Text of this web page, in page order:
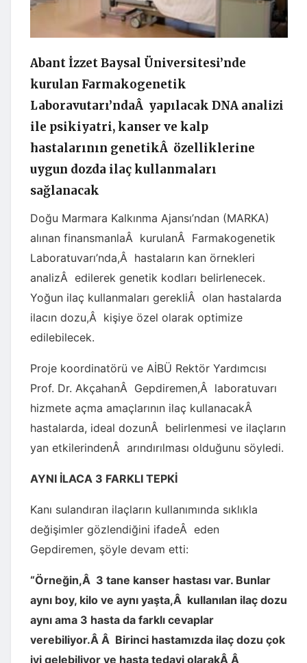
Abant İzzet Baysal Üniversitesi’nde
kurulan Farmakogenetik
Laboravutarı’ndaÂ yapılacak DNA analizi
ile psikiyatri, kanser ve kalp
hastalarının genetikÂ özelliklerine
uygun dozda ilaç kullanmaları
sağlanacak
Doğu Marmara Kalkınma Ajansı’ndan (MARKA)
alınan finansmanlaÂ kurulanÂ Farmakogenetik
Laboratuvarı’nda,Â hastaların kan örnekleri
analizÂ edilerek genetik kodları belirlenecek.
Yoğun ilaç kullanmaları gerekliÂ olan hastalarda
ilacın dozu,Â kişiye özel olarak optimize
edilebilecek.
Proje koordinatörü ve AİBÜ Rektör Yardımcısı
Prof. Dr. AkçahanÂ Gepdiremen,Â laboratuvarı
hizmete açma amaçlarının ilaç kullanacakÂ
hastalarda, ideal dozunÂ belirlenmesi ve ilaçların
yan etkilerindenÂ arındırılması olduğunu söyledi.
AYNI İLACA 3 FARKLI TEPKİ
Kanı sulandıran ilaçların kullanımında sıklıkla
değişimler gözlendiğini ifadeÂ eden
Gepdiremen, şöyle devam etti:
“Örneğin,Â 3 tane kanser hastası var. Bunlar
aynı boy, kilo ve aynı yaşta,Â kullanılan ilaç dozu
aynı ama 3 hasta da farklı cevaplar
verebiliyor.Â Â Birinci hastamızda ilaç dozu çok
iyi gelebiliyor ve hasta tedavi olarakÂ Â